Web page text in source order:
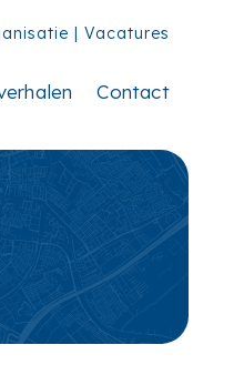
| Vacatures
Contact